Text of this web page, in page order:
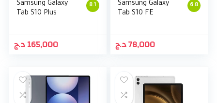
8.1
Samsung Galaxy
Tab S10 Plus
165,000د.ج
6.8
Samsung Galaxy
Tab S10 FE
78,000د.ج